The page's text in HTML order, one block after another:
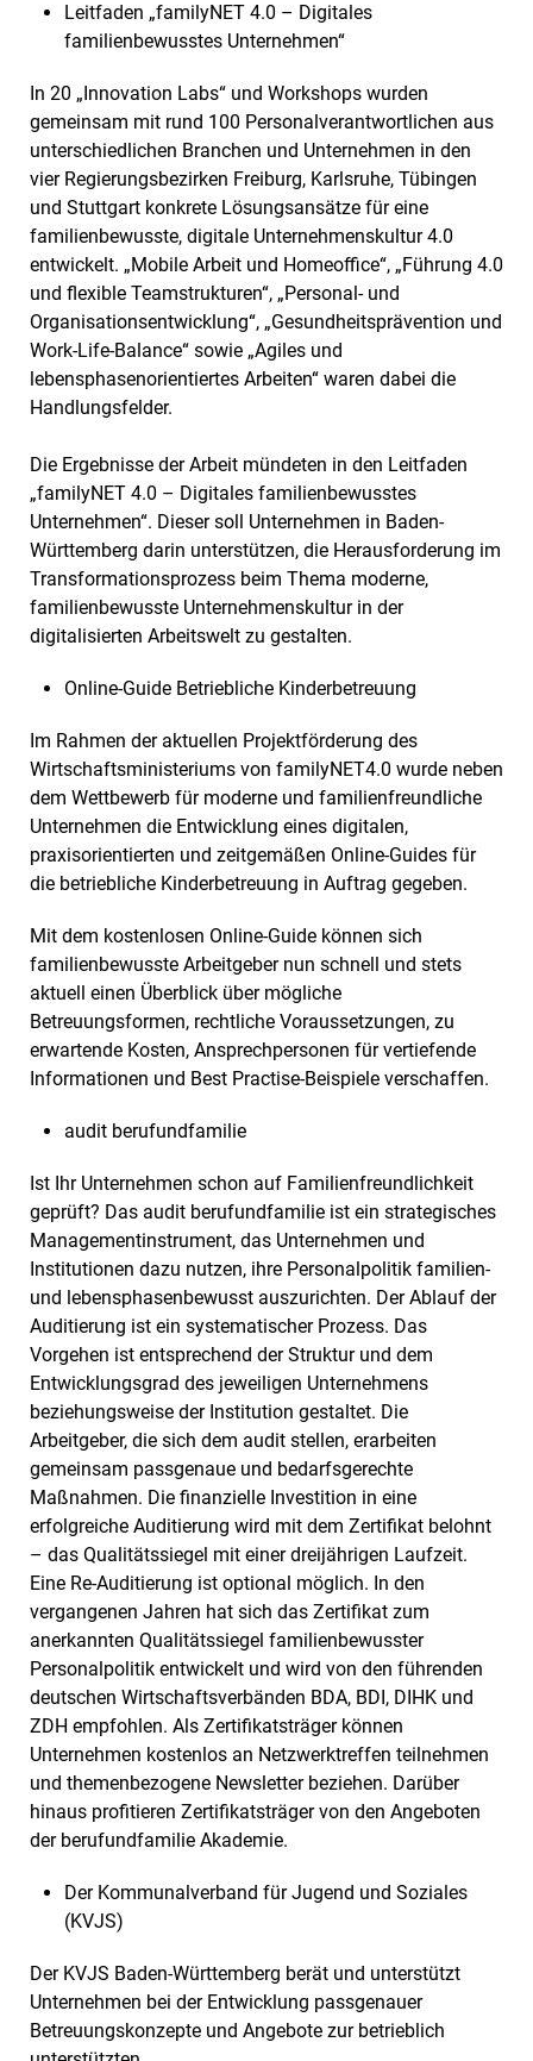
Leitfaden „familyNET 4.0 – Digitales
familienbewusstes Unternehmen“
In 20 „Innovation Labs“ und Workshops wurden
gemeinsam mit rund 100 Personalverantwortlichen aus
unterschiedlichen Branchen und Unternehmen in den
vier Regierungsbezirken Freiburg, Karlsruhe, Tübingen
und Stuttgart konkrete Lösungsansätze für eine
familienbewusste, digitale Unternehmenskultur 4.0
entwickelt. „Mobile Arbeit und Homeoffice“, „Führung 4.0
und flexible Teamstrukturen“, „Personal- und
Organisationsentwicklung“, „Gesundheitsprävention und
Work-Life-Balance“ sowie „Agiles und
lebensphasenorientiertes Arbeiten“ waren dabei die
Handlungsfelder.
Die Ergebnisse der Arbeit mündeten in den Leitfaden
„familyNET 4.0 – Digitales familienbewusstes
Unternehmen“. Dieser soll Unternehmen in Baden-
Württemberg darin unterstützen, die Herausforderung im
Transformationsprozess beim Thema moderne,
familienbewusste Unternehmenskultur in der
digitalisierten Arbeitswelt zu gestalten.
Online-Guide Betriebliche Kinderbetreuung
Im Rahmen der aktuellen Projektförderung des
Wirtschaftsministeriums von familyNET4.0 wurde neben
dem Wettbewerb für moderne und familienfreundliche
Unternehmen die Entwicklung eines digitalen,
praxisorientierten und zeitgemäßen Online-Guides für
die betriebliche Kinderbetreuung in Auftrag gegeben.
Mit dem kostenlosen Online-Guide können sich
familienbewusste Arbeitgeber nun schnell und stets
aktuell einen Überblick über mögliche
Betreuungsformen, rechtliche Voraussetzungen, zu
erwartende Kosten, Ansprechpersonen für vertiefende
Informationen und Best Practise-Beispiele verschaffen.
audit berufundfamilie
Ist Ihr Unternehmen schon auf Familienfreundlichkeit
geprüft? Das audit berufundfamilie ist ein strategisches
Managementinstrument, das Unternehmen und
Institutionen dazu nutzen, ihre Personalpolitik familien-
und lebensphasenbewusst auszurichten. Der Ablauf der
Auditierung ist ein systematischer Prozess. Das
Vorgehen ist entsprechend der Struktur und dem
Entwicklungsgrad des jeweiligen Unternehmens
beziehungsweise der Institution gestaltet. Die
Arbeitgeber, die sich dem audit stellen, erarbeiten
gemeinsam passgenaue und bedarfsgerechte
Maßnahmen. Die finanzielle Investition in eine
erfolgreiche Auditierung wird mit dem Zertifikat belohnt
– das Qualitätssiegel mit einer dreijährigen Laufzeit.
Eine Re-Auditierung ist optional möglich. In den
vergangenen Jahren hat sich das Zertifikat zum
anerkannten Qualitätssiegel familienbewusster
Personalpolitik entwickelt und wird von den führenden
deutschen Wirtschaftsverbänden BDA, BDI, DIHK und
ZDH empfohlen. Als Zertifikatsträger können
Unternehmen kostenlos an Netzwerktreffen teilnehmen
und themenbezogene Newsletter beziehen. Darüber
hinaus profitieren Zertifikatsträger von den Angeboten
der berufundfamilie Akademie.
Der Kommunalverband für Jugend und Soziales
(KVJS)
Der KVJS Baden-Württemberg berät und unterstützt
Unternehmen bei der Entwicklung passgenauer
Betreuungskonzepte und Angebote zur betrieblich